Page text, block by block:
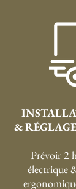
&
Prévoir 2
électrique